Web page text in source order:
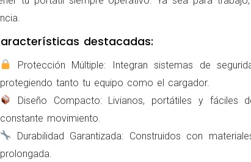
destacadas:
Protección Múltiple: Integran sistemas de
protegiendo tanto tu equipo como el cargador.
Diseño Compacto: Livianos, portátiles y fáciles
constante movimiento.
Durabilidad Garantizada: Construidos con
prolongada.